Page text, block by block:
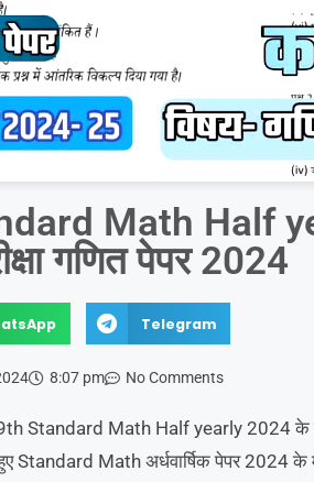
Math Half
गणित पेपर 2024
Telegram
8:07 pm No Comments
9th Standard Math Half yearly 2024 के
Standard Math अर्धवार्षिक पेपर 2024